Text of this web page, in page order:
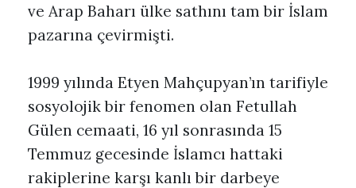
ve Arap Baharı ülke sathını tam bir İslam
pazarına çevirmişti.
1999 yılında Etyen Mahçupyan’ın tarifiyle
sosyolojik bir fenomen olan Fetullah
Gülen cemaati, 16 yıl sonrasında 15
Temmuz gecesinde İslamcı hattaki
rakiplerine karşı kanlı bir darbeye